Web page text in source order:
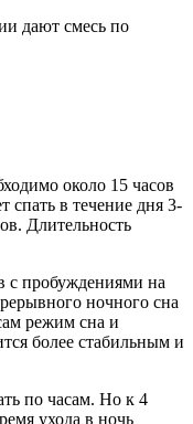
дают смесь по
около 15 часов
спать в течение дня 3-
Длительность
с пробуждениями на
ночного сна
режим сна и
более стабильным и
по часам. Но к 4
ухода в ночь